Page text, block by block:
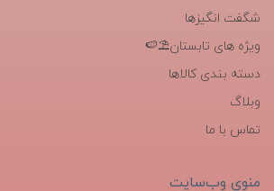
شگفت انگیزها
ویژه های تابستان⛱️🍉
دسته بندی کالاها
وبلاگ
تماس با ما
منوی وب‌سایت